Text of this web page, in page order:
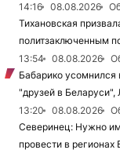
14:16
08.08.2026
Тихановская
политзаключенным
13:54
08.08.2026
Бабарико
"друзей в Беларуси",
13:20
08.08.2026
Северинец: Нужно
провести в